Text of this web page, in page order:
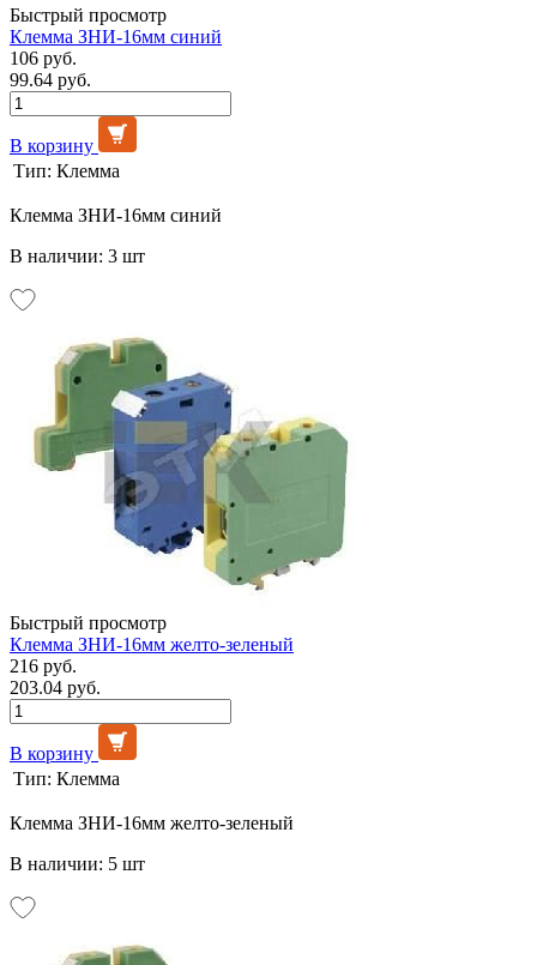
Быстрый просмотр
Клемма ЗНИ-16мм синий
106 руб.
99.64 руб.
В корзину
Тип: Клемма
Клемма ЗНИ-16мм синий
В наличии: 3 шт
Быстрый просмотр
Клемма ЗНИ-16мм желто-зеленый
216 руб.
203.04 руб.
В корзину
Тип: Клемма
Клемма ЗНИ-16мм желто-зеленый
В наличии: 5 шт